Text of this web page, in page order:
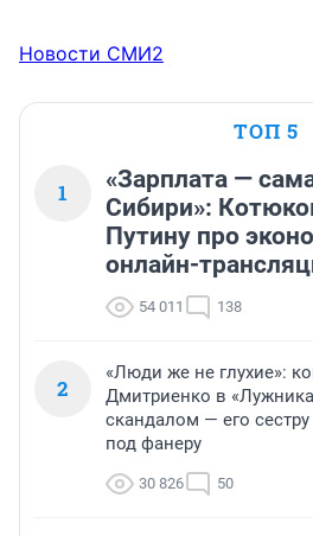
Новости СМИ2
ТОП 5
1
«Зарплата —
Сибири»:
Путину про
онлайн-
54 011 138
2
«Люди же не глухие»:
Дмитриенко в
скандалом — его
под фанеру
30 826 50